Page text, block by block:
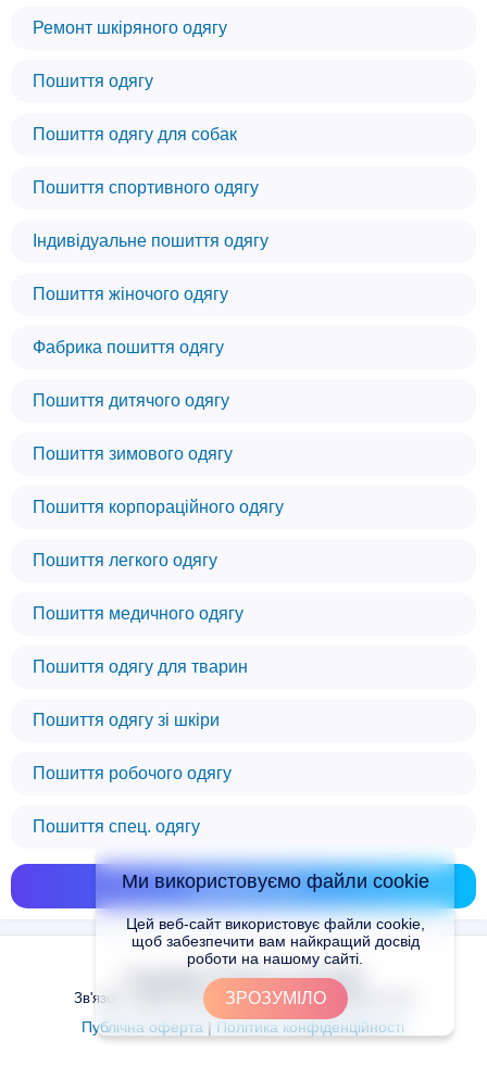
Ремонт шкіряного одягу
Пошиття одягу
Пошиття одягу для собак
Пошиття спортивного одягу
Індивідуальне пошиття одягу
Пошиття жіночого одягу
Фабрика пошиття одягу
Пошиття дитячого одягу
Пошиття зимового одягу
Пошиття корпораційного одягу
Пошиття легкого одягу
Пошиття медичного одягу
Пошиття одягу для тварин
Пошиття одягу зі шкіри
Пошиття робочого одягу
Пошиття спец. одягу
Показати всі
Copyright © Places.in.UA 2024
Зв'язок з адміністрацією сайту: admin@places.in.ua
Публічна оферта | Політика конфіденційності
Ми використовуємо файли cookie
Цей веб-сайт використовує файли cookie,
щоб забезпечити вам найкращий досвід
роботи на нашому сайті.
ЗРОЗУМІЛО